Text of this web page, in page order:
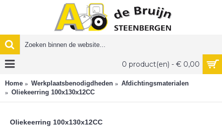
0 product(en) - € 0,00
Home Werkplaatsbenodigdheden
Afdichtingsmaterialen
Oliekeerring 100x130x12CC
Oliekeerring 100x130x12CC